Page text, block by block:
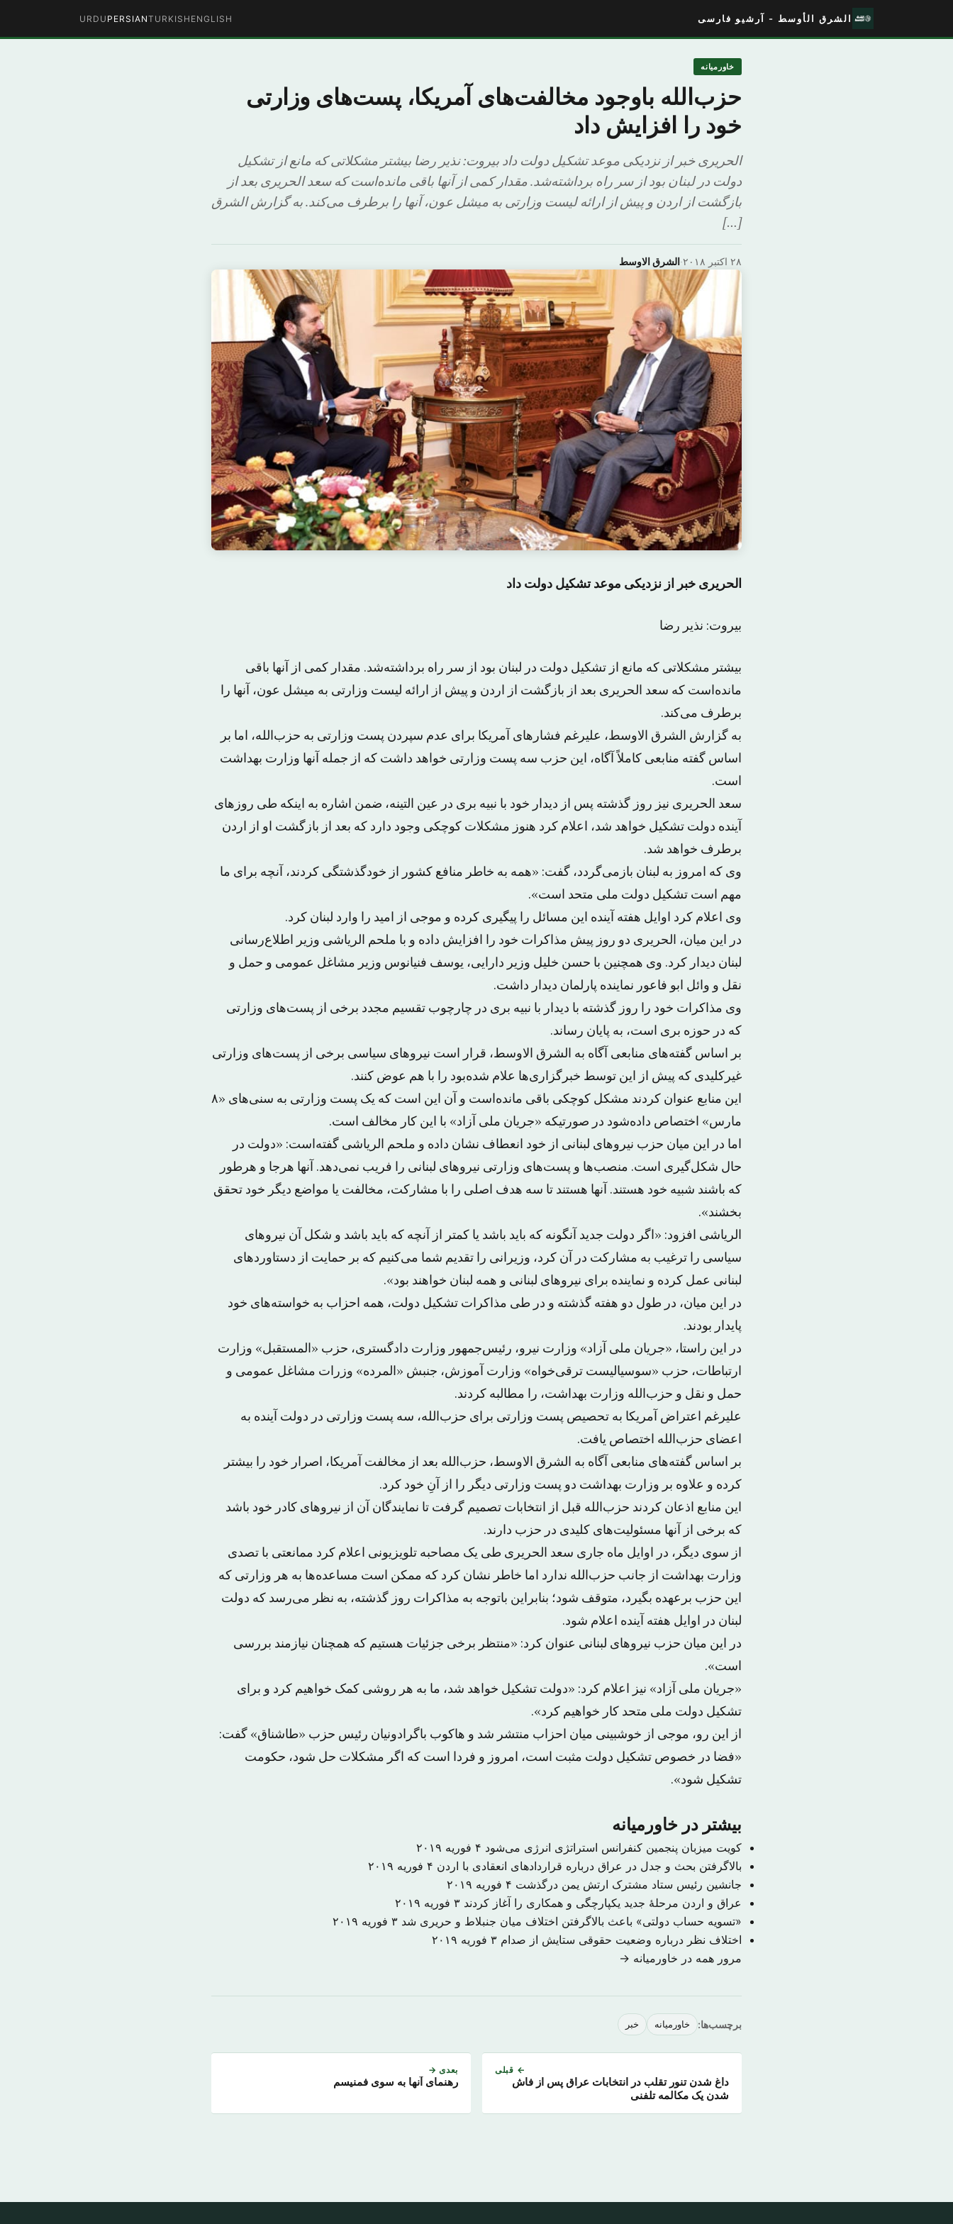
الشرق الأوسط - آرشیو فارسی ENGLISH
TURKISH
PERSIAN
URDU
خاورمیانه
حزب‌الله باوجود مخالفت‌های آمریکا، پست‌های وزارتی
خود را افزایش داد
الحریری خبر از نزدیکی موعد تشکیل دولت داد بیروت: نذیر رضا بیشتر مشکلاتی که مانع از تشکیل
دولت در لبنان بود از سر راه برداشته‌شد. مقدار کمی از آنها باقی مانده‌است که سعد الحریری بعد از
بازگشت از اردن و پیش از ارائه لیست وزارتی به میشل عون، آنها را برطرف می‌کند. به گزارش الشرق
[…]
الشرق الاوسط· ۲۸ اکتبر ۲۰۱۸
الحریری خبر از نزدیکی موعد تشکیل دولت داد
بیروت: نذیر رضا
بیشتر مشکلاتی که مانع از تشکیل دولت در لبنان بود از سر راه برداشته‌شد. مقدار کمی از آنها باقی
مانده‌است که سعد الحریری بعد از بازگشت از اردن و پیش از ارائه لیست وزارتی به میشل عون، آنها را
برطرف می‌کند.
به گزارش الشرق الاوسط، علیرغم فشارهای آمریکا برای عدم سپردن پست وزارتی به حزب‌الله، اما بر
اساس گفته منابعی کاملاً آگاه، این حزب سه پست وزارتی خواهد داشت که از جمله آنها وزارت بهداشت
است.
سعد الحریری نیز روز گذشته پس از دیدار خود با نبیه بری در عین التینه، ضمن اشاره به اینکه طی روزهای
آینده دولت تشکیل خواهد شد، اعلام کرد هنوز مشکلات کوچکی وجود دارد که بعد از بازگشت او از اردن
برطرف خواهد شد.
وی که امروز به لبنان بازمی‌گردد، گفت: «همه به خاطر منافع کشور از خودگذشتگی کردند، آنچه برای ما
مهم است تشکیل دولت ملی متحد است».
وی اعلام کرد اوایل هفته آینده این مسائل را پیگیری کرده و موجی از امید را وارد لبنان کرد.
در این میان، الحریری دو روز پیش مذاکرات خود را افزایش داده و با ملحم الریاشی وزیر اطلاع‌رسانی
لبنان دیدار کرد. وی همچنین با حسن خلیل وزیر دارایی، یوسف فنیانوس وزیر مشاغل عمومی و حمل و
نقل و وائل ابو فاعور نماینده پارلمان دیدار داشت.
وی مذاکرات خود را روز گذشته با دیدار با نبیه بری در چارچوب تقسیم مجدد برخی از پست‌های وزارتی
که در حوزه بری است، به پایان رساند.
بر اساس گفته‌های منابعی آگاه به الشرق الاوسط، قرار است نیروهای سیاسی برخی از پست‌های وزارتی
غیرکلیدی که پیش از این توسط خبرگزاری‌ها علام شده‌بود را با هم عوض کنند.
این منابع عنوان کردند مشکل کوچکی باقی مانده‌است و آن این است که یک پست وزارتی به سنی‌های «۸
مارس» اختصاص داده‌شود در صورتیکه «جریان ملی آزاد» با این کار مخالف است.
اما در این میان حزب نیروهای لبنانی از خود انعطاف نشان داده و ملحم الریاشی گفته‌است: «دولت در
حال شکل‌گیری است. منصب‌ها و پست‌های وزارتی نیروهای لبنانی را فریب نمی‌دهد. آنها هرجا و هرطور
که باشند شبیه خود هستند. آنها هستند تا سه هدف اصلی را با مشارکت، مخالفت یا مواضع دیگر خود تحقق
بخشند».
الریاشی افزود: «اگر دولت جدید آنگونه که باید باشد یا کمتر از آنچه که باید باشد و شکل آن نیروهای
سیاسی را ترغیب به مشارکت در آن کرد، وزیرانی را تقدیم شما می‌کنیم که بر حمایت از دستاوردهای
لبنانی عمل کرده و نماینده برای نیروهای لبنانی و همه لبنان خواهند بود».
در این میان، در طول دو هفته گذشته و در طی مذاکرات تشکیل دولت، همه احزاب به خواسته‌های خود
پایدار بودند.
در این راستا، «جریان ملی آزاد» وزارت نیرو، رئیس‌جمهور وزارت دادگستری، حزب «المستقبل» وزارت
ارتباطات، حزب «سوسیالیست ترقی‌خواه» وزارت آموزش، جنبش «المرده» وزرات مشاغل عمومی و
حمل و نقل و حزب‌الله وزارت بهداشت، را مطالبه کردند.
علیرغم اعتراض آمریکا به تحصیص پست وزارتی برای حزب‌الله، سه پست وزارتی در دولت آینده به
اعضای حزب‌الله اختصاص یافت.
بر اساس گفته‌های منابعی آگاه به الشرق الاوسط، حزب‌الله بعد از مخالفت آمریکا، اصرار خود را بیشتر
کرده و علاوه بر وزارت بهداشت دو پست وزارتی دیگر را از آنِ خود کرد.
این منابع اذعان کردند حزب‌الله قبل از انتخابات تصمیم گرفت تا نمایندگان آن از نیروهای کادر خود باشد
که برخی از آنها مسئولیت‌های کلیدی در حزب دارند.
از سوی دیگر، در اوایل ماه جاری سعد الحریری طی یک مصاحبه تلویزیونی اعلام کرد ممانعتی با تصدی
وزارت بهداشت از جانب حزب‌الله ندارد اما خاطر نشان کرد که ممکن است مساعده‌ها به هر وزارتی که
این حزب برعهده بگیرد، متوقف شود؛ بنابراین باتوجه به مذاکرات روز گذشته، به نظر می‌رسد که دولت
لبنان در اوایل هفته آینده اعلام شود.
در این میان حزب نیروهای لبنانی عنوان کرد: «منتظر برخی جزئیات هستیم که همچنان نیازمند بررسی
است».
«جریان ملی آزاد» نیز اعلام کرد: «دولت تشکیل خواهد شد، ما به هر روشی کمک خواهیم کرد و برای
تشکیل دولت ملی متحد کار خواهیم کرد».
از این رو، موجی از خوشبینی میان احزاب منتشر شد و هاکوب باگرادونیان رئیس حزب «طاشناق» گفت:
«فضا در خصوص تشکیل دولت مثبت است، امروز و فردا است که اگر مشکلات حل شود، حکومت
تشکیل شود».
بیشتر در خاورمیانه
کویت میزبان پنجمین کنفرانس استراتژی انرژی می‌شود ۴ فوریه ۲۰۱۹
بالاگرفتن بحث و جدل در عراق درباره قراردادهای انعقادی با اردن ۴ فوریه ۲۰۱۹
جانشین رئیس ستاد مشترک ارتش یمن درگذشت ۴ فوریه ۲۰۱۹
عراق و اردن مرحلهٔ جدید یکپارچگی و همکاری را آغاز کردند ۳ فوریه ۲۰۱۹
«تسویه حساب دولتی» باعث بالاگرفتن اختلاف میان جنبلاط و حریری شد ۳ فوریه ۲۰۱۹
اختلاف نظر درباره وضعیت حقوقی ستایش از صدام ۳ فوریه ۲۰۱۹
مرور همه در خاورمیانه →
برچسب‌ها: خاورمیانه خبر
← قبلی
داغ شدن تنور تقلب در انتخابات عراق پس از فاش
شدن یک مکالمه تلفنی
بعدی →
رهنمای آنها به سوی فمنیسم